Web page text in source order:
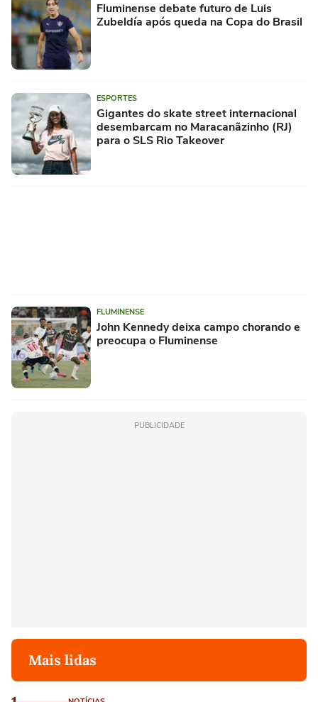
Fluminense debate futuro de Luis
Zubeldía após queda na Copa do Brasil
ESPORTES
Gigantes do skate street internacional
desembarcam no Maracanãzinho (RJ)
para o SLS Rio Takeover
FLUMINENSE
John Kennedy deixa campo chorando e
preocupa o Fluminense
PUBLICIDADE
Mais lidas